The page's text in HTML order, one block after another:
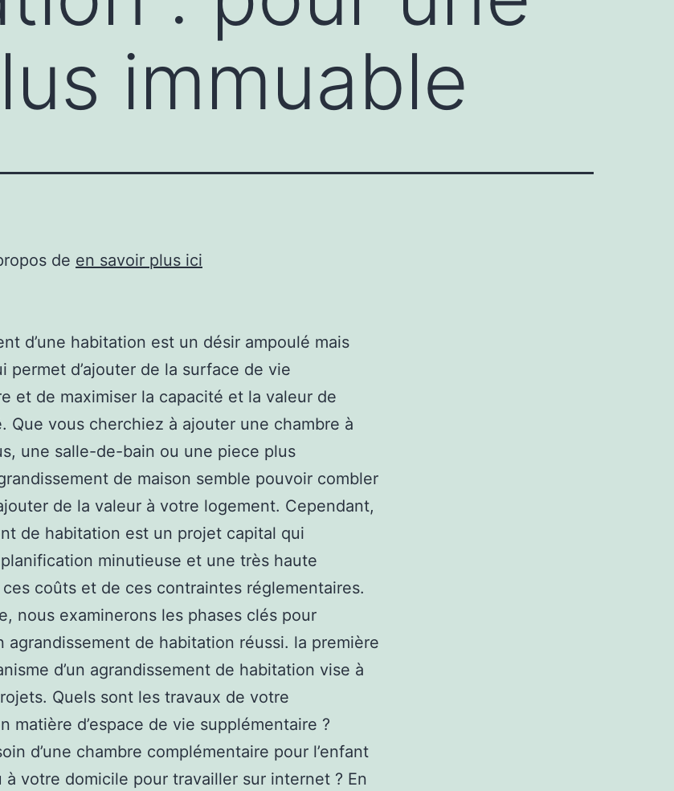
immuable
de en savoir plus ici
d’une habitation est un désir ampoulé mais
permet d’ajouter de la surface de vie
et de maximiser la capacité et la valeur de
Que vous cherchiez à ajouter une chambre à
une salle-de-bain ou une piece plus
de maison semble pouvoir combler
de la valeur à votre logement. Cependant,
de habitation est un projet capital qui
minutieuse et une très haute
coûts et de ces contraintes réglementaires.
nous examinerons les phases clés pour
agrandissement de habitation réussi. la première
d’un agrandissement de habitation vise à
Quels sont les travaux de votre
matière d’espace de vie supplémentaire ?
d’une chambre complémentaire pour l’enfant
à votre domicile pour travailler sur internet ? En